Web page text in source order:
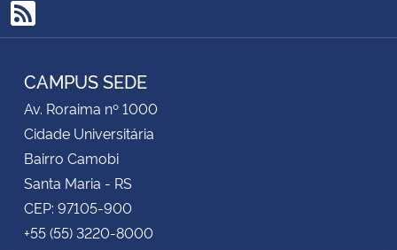
Capacidade produtiva: uma proposta de
automação, no âmbito do EDITAL DE SELEÇÃO ITI
DE CIÊNCIAS SOCIAIS E HUMANAS/Campus Sede,
coordenado pelo(a) professor(a) LUIS FELIPE DIAS
LOPES.
Outras informações podem ser obtidas pelo e-mail:
(lflopes67@yahoo.com.br)
RSS
CAMPUS SEDE
Av. Roraima nº 1000
Cidade Universitária
Bairro Camobi
Santa Maria - RS
CEP: 97105-900
+55 (55) 3220-8000